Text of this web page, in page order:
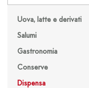
Uova, latte e derivati
Salumi
Gastronomia
Conserve
Dispensa